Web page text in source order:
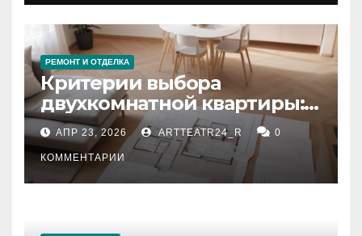
РЕМОНТ И ОТДЕЛКА
Критерии выбора
двухкомнатной квартиры:
планировка, площадь,
состояние и документация
АПР 23, 2026 ARTTEATR24_R 0
КОММЕНТАРИИ